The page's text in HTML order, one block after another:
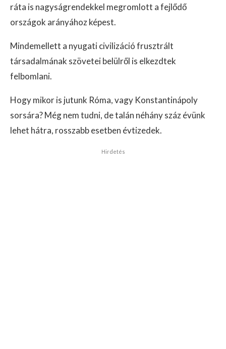
ráta is nagyságrendekkel megromlott a fejlődő
országok arányához képest.
Mindemellett a nyugati civilizáció frusztrált
társadalmának szövetei belülről is elkezdtek
felbomlani.
Hogy mikor is jutunk Róma, vagy Konstantinápoly
sorsára? Még nem tudni, de talán néhány száz évünk
lehet hátra, rosszabb esetben évtizedek.
Hirdetés